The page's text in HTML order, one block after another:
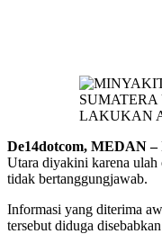
De14dotcom, MEDAN –
Utara diyakini karena ulah
tidak bertanggungjawab.
Informasi yang diterima
tersebut diduga